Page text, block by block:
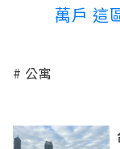
萬戶 這
公寓